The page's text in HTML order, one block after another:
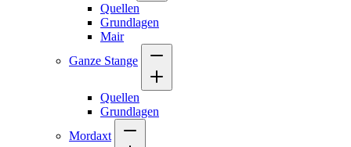
Quellen
Grundlagen
Mair
Ganze Stange
Quellen
Grundlagen
Mordaxt